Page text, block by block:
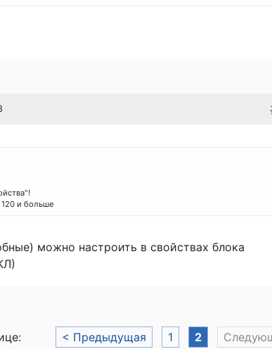
и больше
можно настроить в свойствах блока
< Предыдущая 1 2